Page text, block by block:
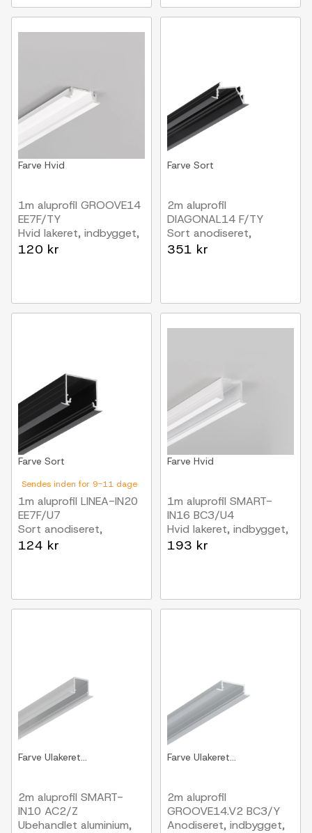
Farve Hvid
1m aluprofil GROOVE14
EE7F/TY
Hvid lakeret, indbygget,
LED skinne
120 kr
Farve Sort
2m aluprofil
DIAGONAL14 F/TY
Sort anodiseret,
indbygget, LED skinne
351 kr
Sendes inden for 9-11 dage
Farve Sort
1m aluprofil LINEA-IN20
EE7F/U7
Sort anodiseret,
indbygget, LED skinne
124 kr
Farve Hvid
1m aluprofil SMART-
IN16 BC3/U4
Hvid lakeret, indbygget,
LED skinne
193 kr
Farve Ulakeret...
2m aluprofil SMART-
IN10 AC2/Z
Ubehandlet aluminium,
Farve Ulakeret...
2m aluprofil
GROOVE14.V2 BC3/Y
Anodiseret, indbygget,